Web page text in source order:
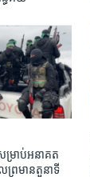
ម្រាប់​អនាគត​
ព្រមាន​តួនាទី​